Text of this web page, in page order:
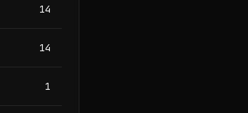
14
14
1